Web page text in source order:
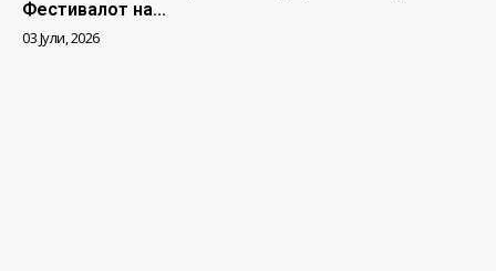
Фестивалот на...
03 Јули, 2026